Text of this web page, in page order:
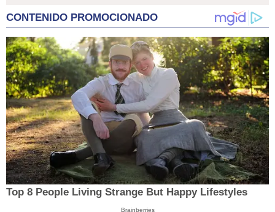
CONTENIDO PROMOCIONADO
Top 8 People Living Strange But Happy Lifestyles
Brainberries